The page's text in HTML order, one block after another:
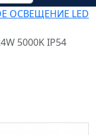
ОСВЕЩЕНИЕ LED
5000K IP54